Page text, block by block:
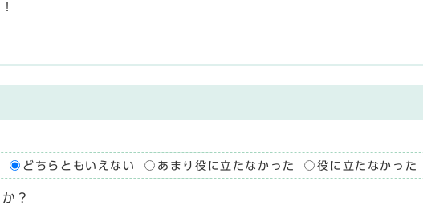
どちらともいえない あまり役に立たなかった 役に立たなかった
？